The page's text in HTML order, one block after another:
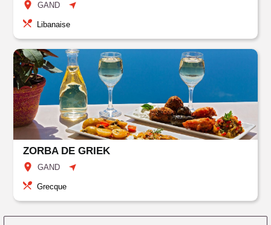
GAND
Libanaise
ZORBA DE GRIEK
GAND
Grecque